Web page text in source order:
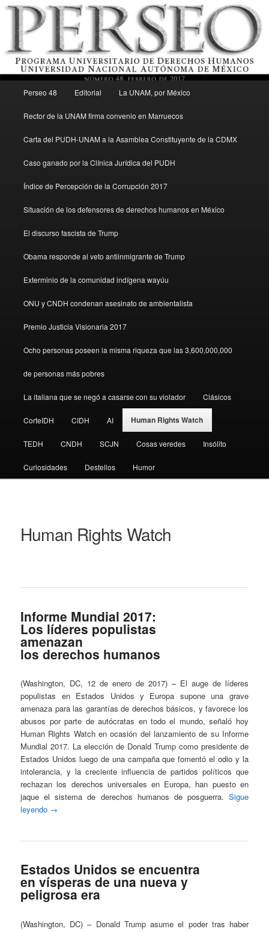
Perseo – PUDH UNAM
Ir al contenido secundario
Perseo 48 Editorial La UNAM, por México
Rector de la UNAM firma convenio en Marruecos
Carta del PUDH-UNAM a la Asamblea Constituyente de la CDMX
Caso ganado por la Clínica Jurídica del PUDH
Índice de Percepción de la Corrupción 2017
Situación de los defensores de derechos humanos en México
El discurso fascista de Trump
Obama responde al veto antiinmigrante de Trump
Exterminio de la comunidad indígena wayúu
ONU y CNDH condenan asesinato de ambientalista
Premio Justicia Visionaria 2017
Ocho personas poseen la misma riqueza que las 3,600,000,000
de personas más pobres
La italiana que se negó a casarse con su violador Clásicos
CorteIDH CIDH AI Human Rights Watch
TEDH CNDH SCJN Cosas veredes Insólito
Curiosidades Destellos Humor
Human Rights Watch
Informe Mundial 2017:
Los líderes populistas
amenazan
los derechos humanos
(Washington, DC, 12 de enero de 2017) – El auge de líderes
populistas en Estados Unidos y Europa supone una grave
amenaza para las garantías de derechos básicos, y favorece los
abusos por parte de autócratas en todo el mundo, señaló hoy
Human Rights Watch en ocasión del lanzamiento de su Informe
Mundial 2017. La elección de Donald Trump como presidente de
Estados Unidos luego de una campaña que fomentó el odio y la
intolerancia, y la creciente influencia de partidos políticos que
rechazan los derechos universales en Europa, han puesto en
jaque el sistema de derechos humanos de posguerra. Sigue
leyendo →
Estados Unidos se encuentra
en vísperas de una nueva y
peligrosa era
(Washington, DC) – Donald Trump asume el poder tras haber